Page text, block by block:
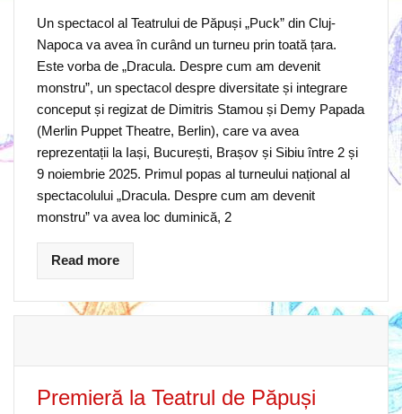
Un spectacol al Teatrului de Păpuși „Puck” din Cluj-
Napoca va avea în curând un turneu prin toată țara.
Este vorba de „Dracula. Despre cum am devenit
monstru”, un spectacol despre diversitate și integrare
conceput și regizat de Dimitris Stamou și Demy Papada
(Merlin Puppet Theatre, Berlin), care va avea
reprezentații la Iași, București, Brașov și Sibiu între 2 și
9 noiembrie 2025. Primul popas al turneului național al
spectacolului „Dracula. Despre cum am devenit
monstru” va avea loc duminică, 2
Read more
Premieră la Teatrul de Păpuși